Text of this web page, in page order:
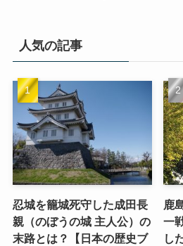
人気の記事
忍城を籠城死守した成田長
親（のぼうの城 主人公）の
末路とは？【日本の歴史ブ
鹿
一
し